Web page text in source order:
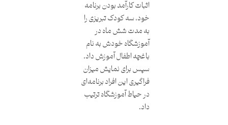
اثبات کارآمد بودن برنامه
خود، سه کودک تبریزی را
به مدت شش‌ ماه در
آموزشگاه خودش به نام
باغچه اطفال آموزش داد.
سپس برای نمایش میزان
فراگیری این افراد برنامه‌ای
در حیاط آموزشگاه ترتیب
داد.